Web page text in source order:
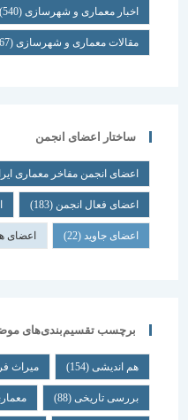
اخبار معماری و شهرسازی(540)
مقالات معماری و شهرسازی(167)
ساختار اعضای انجمن
اعضای انجمن مفاخر معماری ایران (206)
اعضای فعال انجمن(183) اعضای
اعضای جاوید(22) اعضای هیئت
برچسب تقسیم‌بندی‌های موضوعی
هم اندیشی (154) میراث فرهنگی (109)
بررسی تاریخی (88) معماری و